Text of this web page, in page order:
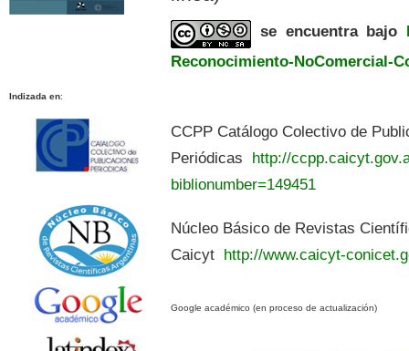
se encuentra bajo
Reconocimiento-NoComercial-
Indizada en:
CCPP Catálogo Colectivo de
Periódicas http://
biblionumber=149451
Núcleo Básico de Revistas
Caicyt http://www.caicyt-
Google académico (en proceso de actualización)